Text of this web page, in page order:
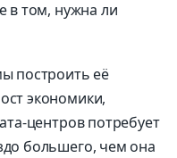
в том, нужна ли
построить её
экономики,
центров потребует
большего, чем она